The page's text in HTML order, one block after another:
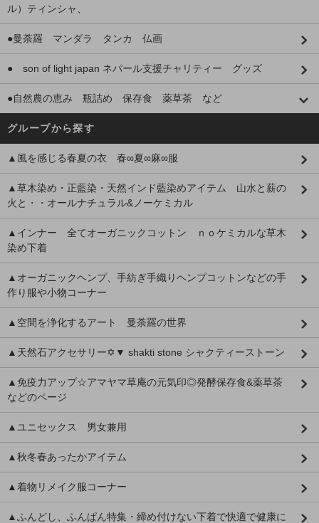
ル）ティンシャ、
●曼荼羅 マンダラ タンカ 仏画
● son of light japan ネパール支援チャリティー グッズ
●自然農の恵み 瓶詰め 保存食 薬草茶 など
グループから探す
▲風を感じる春夏の衣 春∞夏∞麻∞服
▲草木染め・正藍染・天然インド藍染めアイテム 山水と薪の
火と・・オールナチュラル&ノーケミカル
▲インナー 全てオーガニックコットン ｎｏケミカルな草木
染め下着
▲オーガニックヘンプ、手紡ぎ手織りヘンプコットンなどの手
作り服や小物コーナー
▲空間を浄化するアート 曼荼羅の世界
▲天然石アクセサリー✡▼ shakti stone シャクティーストーン
▲免疫力アップ☆アマヤマ草庵の元気印◎発酵保存食&薬草茶
などのページ
▲ユニセックス 男女兼用
▲秋冬春あったかアイテム
▲着物リメイク服コーナー
▲ふんどし、ふんぱん特集・締め付けない下着で快適で健康に